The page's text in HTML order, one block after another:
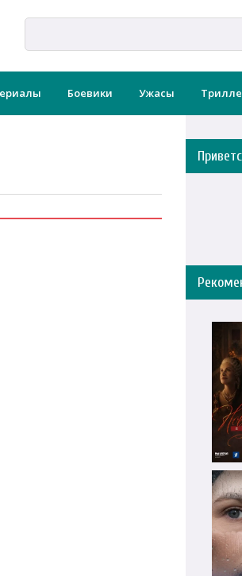
Боевики Ужасы